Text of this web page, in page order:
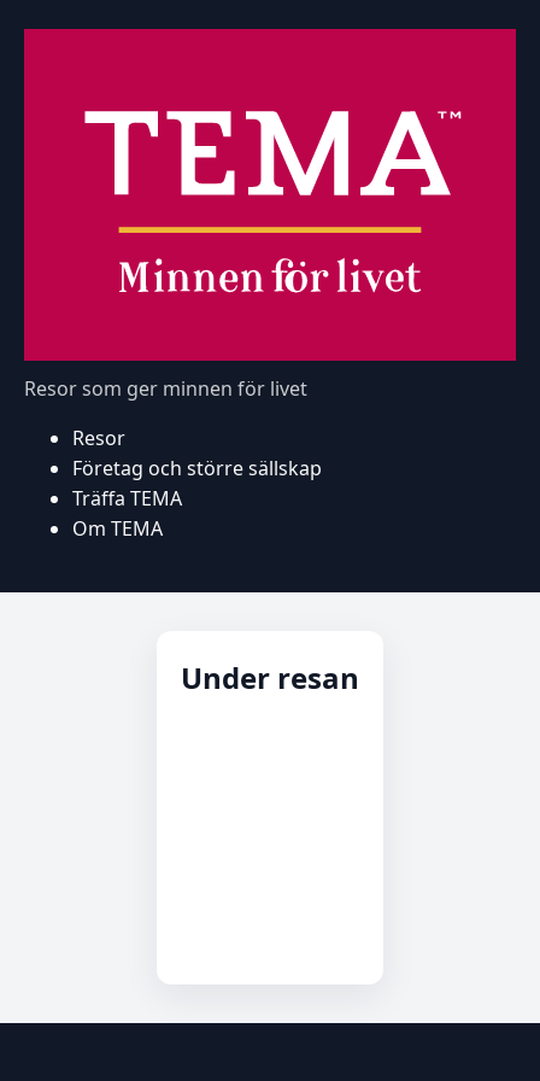
Resor som ger minnen för livet
Resor
Företag och större sällskap
Träffa TEMA
Om TEMA
Under resan